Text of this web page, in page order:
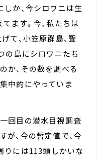
しか、今シロワニは生
ます。今、私たちは
て、小笠原群島、聟
の島にシロワニたち
か、その数を調べる
中的にやっていま
回目の潜水目視調査
が、今の暫定値で、今
りには113頭しかいな